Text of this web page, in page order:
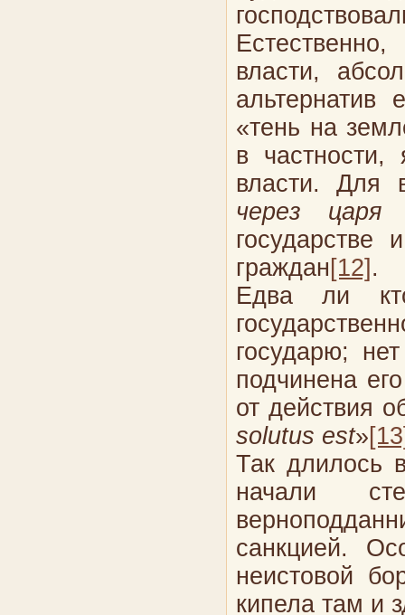
власти,
«тень на
в
власти. Для
через царя
граждан [12] .
Едва ли
государю;
подчинена
от действия
solutus est»
Так длилось
начали
санкцией.
неистовой
кипела там и